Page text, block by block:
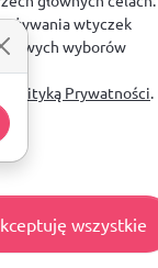
używania wtyczek
wyborów
Polityką Prywatności
wszystkie